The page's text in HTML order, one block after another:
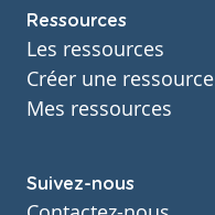
Ressources
Les ressources
Créer une ressource
Mes ressources
Suivez-nous